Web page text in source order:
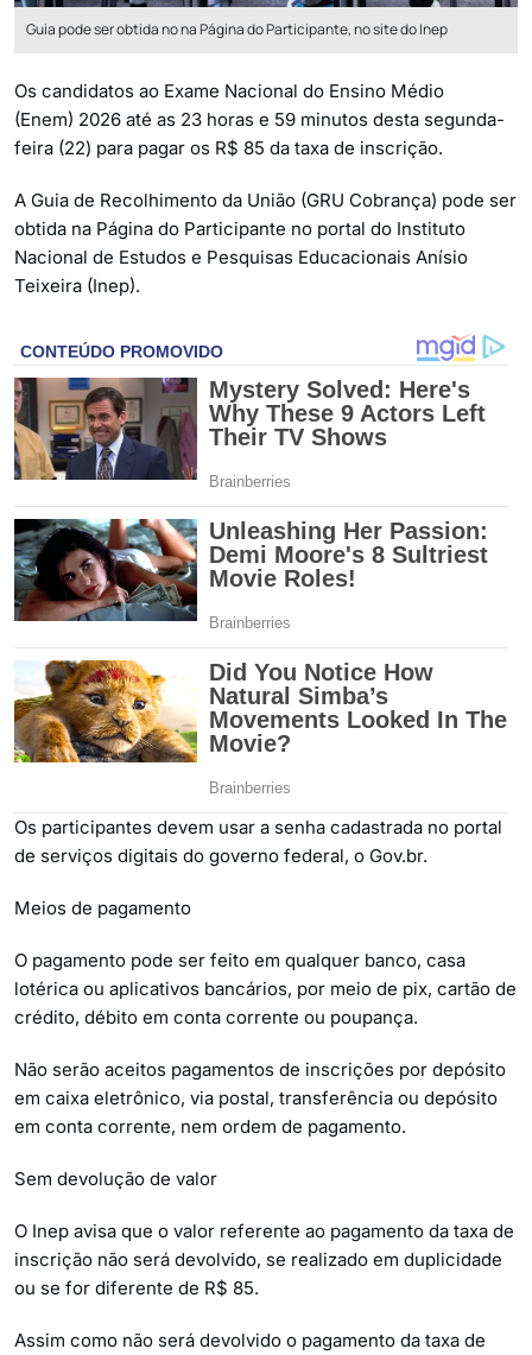
Guia pode ser obtida no na Página do Participante, no site do Inep
Os candidatos ao Exame Nacional do Ensino Médio
(Enem) 2026 até as 23 horas e 59 minutos desta segunda-
feira (22) para pagar os R$ 85 da taxa de inscrição.
A Guia de Recolhimento da União (GRU Cobrança) pode ser
obtida na Página do Participante no portal do Instituto
Nacional de Estudos e Pesquisas Educacionais Anísio
Teixeira (Inep).
Os participantes devem usar a senha cadastrada no portal
de serviços digitais do governo federal, o Gov.br.
Meios de pagamento
O pagamento pode ser feito em qualquer banco, casa
lotérica ou aplicativos bancários, por meio de pix, cartão de
crédito, débito em conta corrente ou poupança.
Não serão aceitos pagamentos de inscrições por depósito
em caixa eletrônico, via postal, transferência ou depósito
em conta corrente, nem ordem de pagamento.
Sem devolução de valor
O Inep avisa que o valor referente ao pagamento da taxa de
inscrição não será devolvido, se realizado em duplicidade
ou se for diferente de R$ 85.
Assim como não será devolvido o pagamento da taxa de